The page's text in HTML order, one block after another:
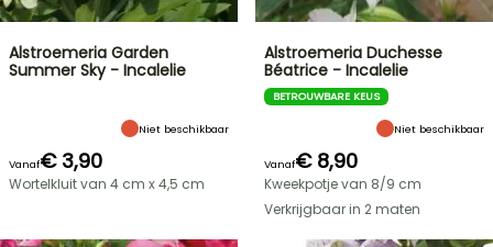
Alstroemeria Garden
Summer Sky - Incalelie
Niet beschikbaar
Vanaf€ 3,90
Wortelkluit van 4 cm x 4,5 cm
Alstroemeria Duchesse
Béatrice - Incalelie
BETROUWBARE KEUS
Niet beschikbaar
Vanaf€ 8,90
Kweekpotje van 8/9 cm
Verkrijgbaar in 2 maten